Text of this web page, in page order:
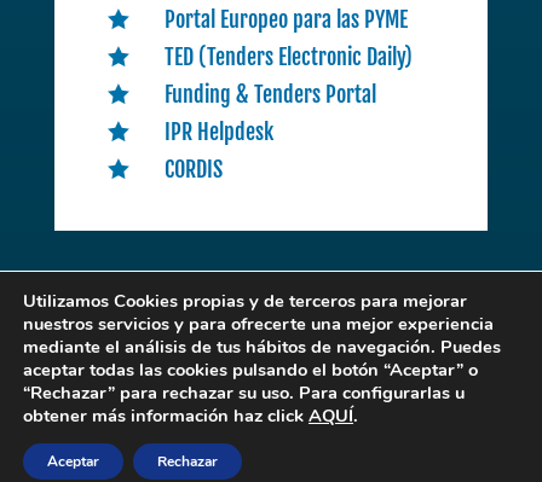
 Portal Europeo para las PYME
 TED (Tenders Electronic Daily)
 Funding & Tenders Portal
 IPR Helpdesk
 CORDIS
EENCLM. © 2022 | Desarrollado porExpertic
POLITICA DE PRIVACIDAD Y CONDICIONES DE USO
Utilizamos Cookies propias y de terceros para mejorar
nuestros servicios y para ofrecerte una mejor experiencia
mediante el análisis de tus hábitos de navegación. Puedes
aceptar todas las cookies pulsando el botón “Aceptar” o
“Rechazar” para rechazar su uso. Para configurarlas u
obtener más información haz click AQUÍ.
Aceptar Rechazar